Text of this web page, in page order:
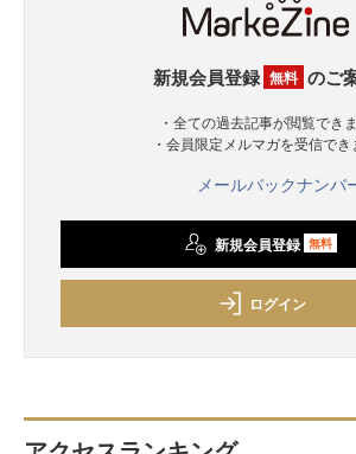
新規会員登録 無料 のご
・全ての過去記事が閲覧でき
・会員限定メルマガを受信でき
メールバックナンバ
新規会員登録 無料
ログイン